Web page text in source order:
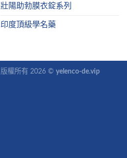
壯陽助勃膜衣錠系列
印度頂級學名藥
版權所有 2026 © yelenco-de.vip